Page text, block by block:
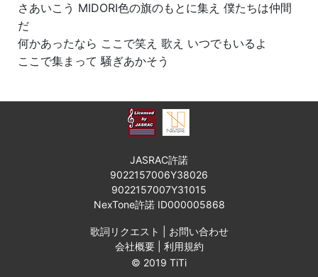
さあいこう MIDORI色の旗のもとに集え 僕たちは仲間
だ
何かあったなら ここで笑え 歌え いつでもいるよ
ここで集まって 騒ぎあかそう
JASRAC許諾
9022157006Y38026
9022157007Y31015
NexTone許諾 ID000005868
歌詞リクエスト
お問い合わせ
会社概要| 利用規約
© 2019 TiTi